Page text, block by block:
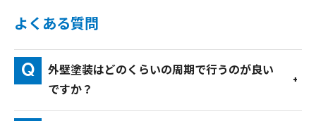
よくある質問
外壁塗装はどのくらいの周期で行うのが良い
ですか？